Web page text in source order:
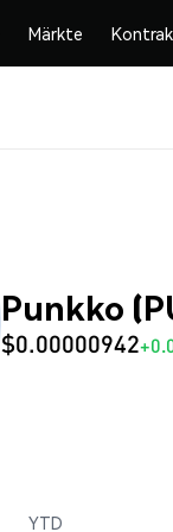
Märkte
Punkko
$0.00000942
YTD